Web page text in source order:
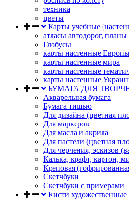
техника
цветы
Карты учебные
атласы автодорог, планы
Глобусы
карты настенные Европы
карты настенные мира
карты настенные
карты настенные
БУМАГА ДЛЯ
Акварельная бумага
Бумага тишью
Для дизайна (цветная
Для маркеров
Для масла и акрила
Для пастели (цветная
Для черчения, эскизов
Калька, крафт, картон,
Креповая
Скетчбуки
Скетчбуки с примерами
Кисти художественные